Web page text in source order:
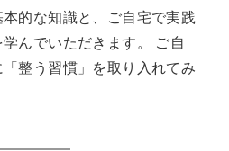
的な知識と、ご自宅で実践
んでいただきます。 ご自
整う習慣」を取り入れてみ